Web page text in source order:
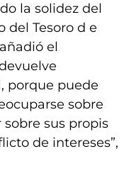
la solidez del
del Tesoro d e
el
porque puede
sobre
sus propis
de intereses”,